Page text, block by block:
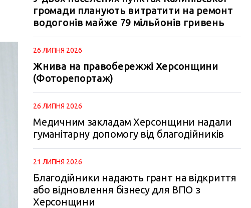
громади планують витратити на ремонт
водогонів майже 79 мільйонів гривень
26 ЛИПНЯ 2026
Жнива на правобережжі Херсонщини
(Фоторепортаж)
26 ЛИПНЯ 2026
Медичним закладам Херсонщини надали
гуманітарну допомогу від благодійників
21 ЛИПНЯ 2026
Благодійники надають грант на відкриття
або відновлення бізнесу для ВПО з
Херсонщини